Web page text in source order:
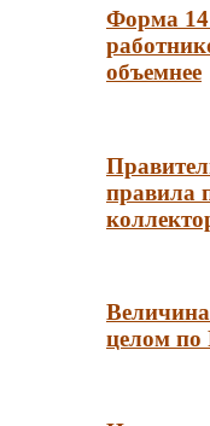
Форма 14
объемнее
правила
целом по